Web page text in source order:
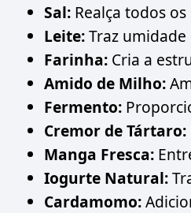
Sal: Realça todos
Leite:Traz
Farinha: Cria a
Amido de Milho:
Fermento:
Cremor de Tártaro:
Manga Fresca:
Iogurte Natural:
Cardamomo: